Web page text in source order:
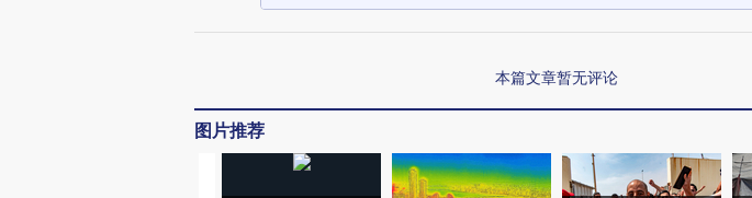
本篇文章暂无评论
图片推荐